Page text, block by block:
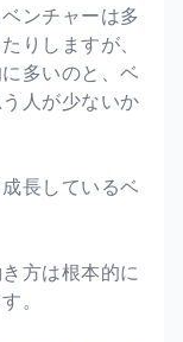
ンチャーは多
りしますが、
多いのと、ベ
人が少ないか
長しているベ
方は根本的に
。